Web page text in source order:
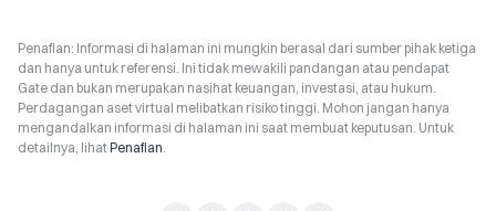
Penafian: Informasi di halaman ini mungkin berasal dari sumber pihak ketiga
dan hanya untuk referensi. Ini tidak mewakili pandangan atau pendapat
Gate dan bukan merupakan nasihat keuangan, investasi, atau hukum.
Perdagangan aset virtual melibatkan risiko tinggi. Mohon jangan hanya
mengandalkan informasi di halaman ini saat membuat keputusan. Untuk
detailnya, lihatPenafian.